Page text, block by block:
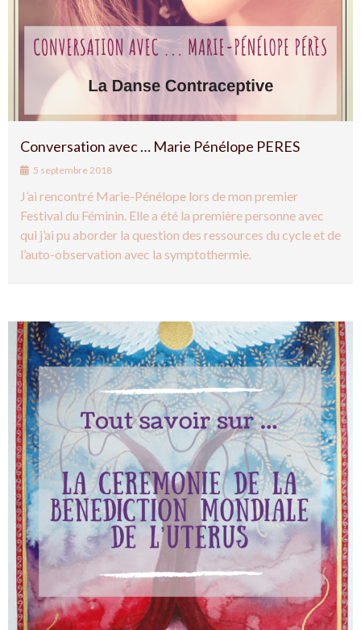
Conversation avec … Marie Pénélope PERES
5 septembre 2018
J’ai rencontré Marie-Pénélope lors de mon premier
Festival du Féminin. Elle a été la première personne avec
qui j’ai pu aborder la question des ressources du cycle et de
l’auto-observation avec la symptothermie.